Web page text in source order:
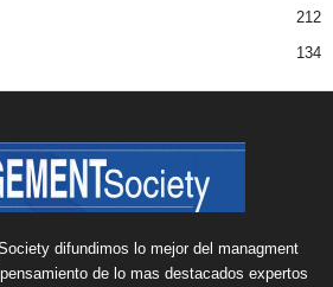
212
134
difundimos lo mejor del managment
de lo mas destacados expertos